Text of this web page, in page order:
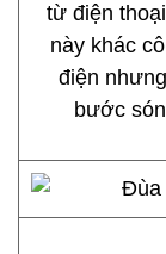
từ điện
này khác
điện
bước